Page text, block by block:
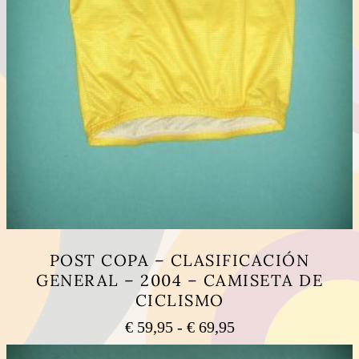
POST COPA – CLASIFICACIÓN
GENERAL – 2004 – CAMISETA DE
CICLISMO
€59,95 - €69,95Rango
de